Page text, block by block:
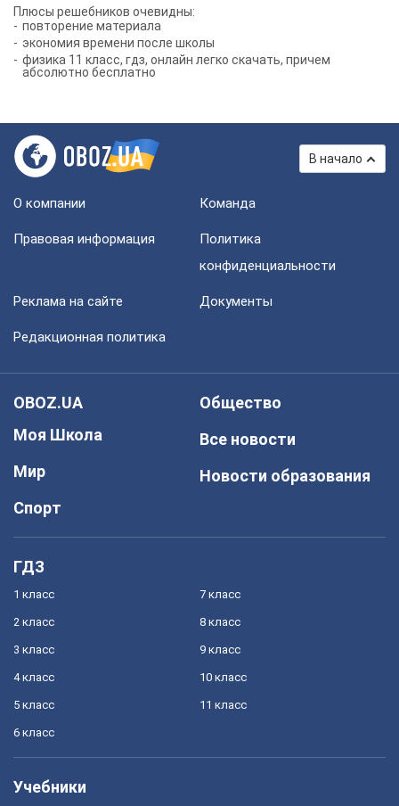
Плюсы решебников очевидны:
повторение материала
экономия времени после школы
физика 11 класс, гдз, онлайн легко скачать, причем
абсолютно бесплатно
В начало
О компании Команда
Правовая информация
Политика
конфиденциальности
Реклама на сайте Документы
Редакционная политика
OBOZ.UA
Моя Школа
Мир
Спорт
Общество
Все новости
Новости образования
ГДЗ
1 класс
2 класс
3 класс
4 класс
5 класс
6 класс
7 класс
8 класс
9 класс
10 класс
11 класс
Учебники